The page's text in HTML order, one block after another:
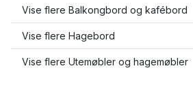
Vise flere Balkongbord og kafébord
Vise flere Hagebord
Vise flere Utemøbler og hagemøbler